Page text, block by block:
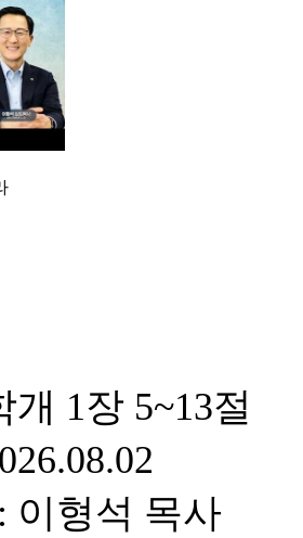
개 1장 5~13절
이형석 목사